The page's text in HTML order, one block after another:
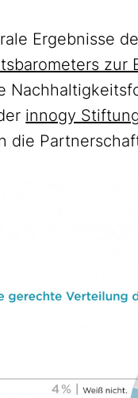
Ergebnisse
zur
innogy
die